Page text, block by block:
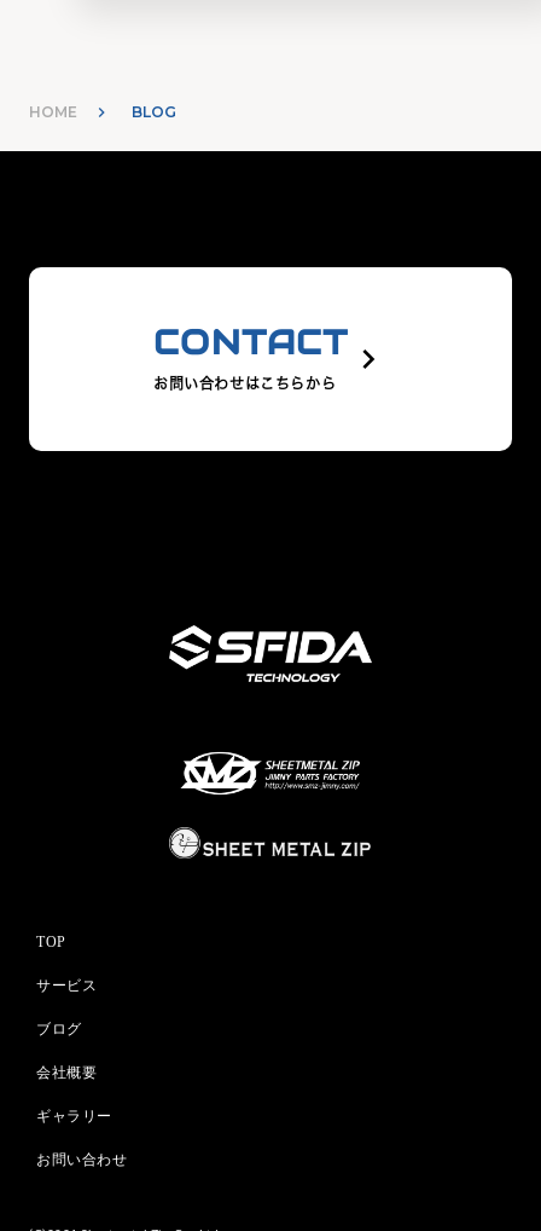
HOME BLOG
CONTACT
お問い合わせはこちらから
keyboard_arrow_right
TOP
サービス
ブログ
会社概要
ギャラリー
お問い合わせ